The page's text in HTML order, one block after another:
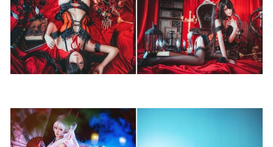
[Xiuren秀人网]2025.11.26 NO.11035
CHENCHEN[82P/767.14MB] 2026-06-28
鱼子酱Fish – 都市丽人 [130P-1.56GB] 2023-03-31
秋和柯基 – NO.111 滴蜡[113P1V-4.18G] 2023-07-26